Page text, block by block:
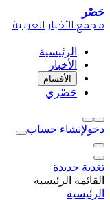
حَصْر
مجمع الأخبار العربية
الرئيسية
الأخبار
الأقسام
حَصْري
دخولإنشاء حساب
تغذية جديدة
القائمة الرئيسية
الرئيسية